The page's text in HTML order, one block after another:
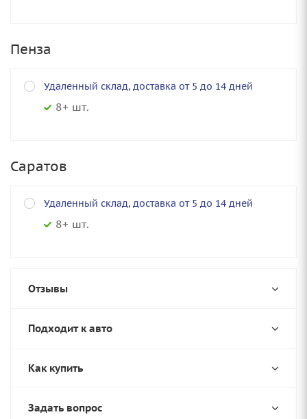
Пенза
Удаленный склад, доставка от 5 до 14 дней
8+ шт.
Саратов
Удаленный склад, доставка от 5 до 14 дней
8+ шт.
Отзывы
Подходит к авто
Как купить
Задать вопрос